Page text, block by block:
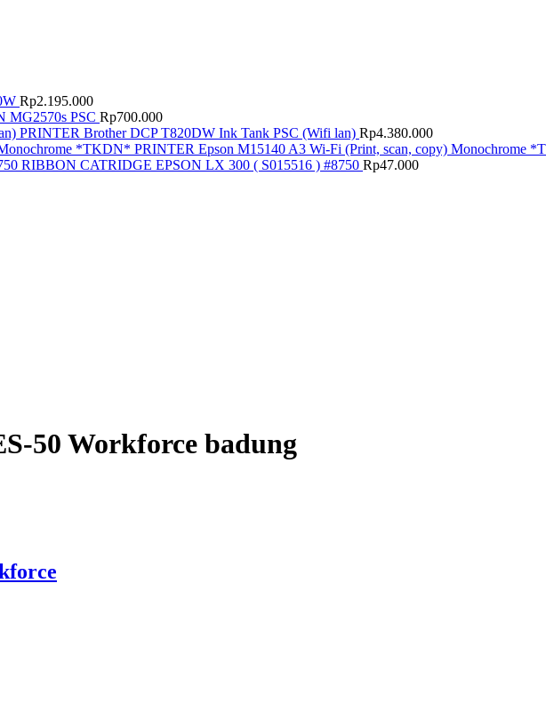
Rp2.195.000
MG2570s PSC Rp700.000
PRINTER Brother DCP T820DW Ink Tank PSC (Wifi lan) Rp4.380.000
PRINTER Epson M15140 A3 Wi-Fi (Print, scan, copy) Monochrome
RIBBON CATRIDGE EPSON LX 300 ( S015516 ) #8750 Rp47.000
50 Workforce badung